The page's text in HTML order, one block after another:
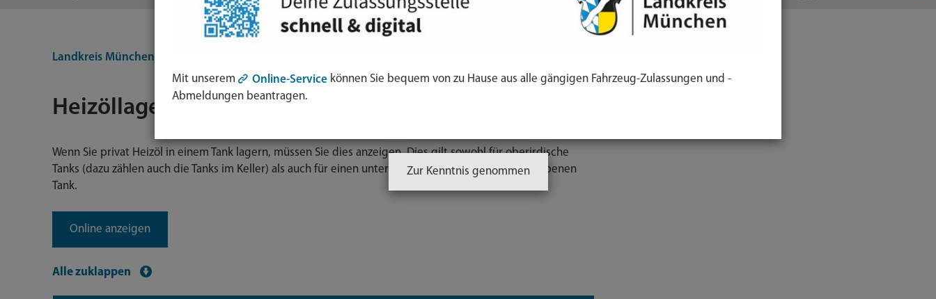
Landkreis München
Heizöllagerung anzeigen
Wenn Sie privat Heizöl in einem Tank lagern, müssen Sie dies anzeigen. Dies gilt sowohl für oberirdische
Tanks (dazu zählen auch die Tanks im Keller) als auch für einen unterirdischen, d.h. im Boden vergrabenen
Tank.
Online anzeigen
Alle zuklappen
Mit unserem Online-Service können Sie bequem von zu Hause aus alle gängigen Fahrzeug-Zulassungen und -
Abmeldungen beantragen.
Zur Kenntnis genommen